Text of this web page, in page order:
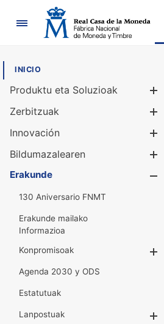
Nabigazioa
INICIO
Produktu eta Soluzioak
Zerbitzuak
Innovación
Bildumazalearen
Erakunde
130 Aniversario FNMT
Erakunde mailako
Informazioa
Konpromisoak
Agenda 2030 y ODS
Estatutuak
Lanpostuak